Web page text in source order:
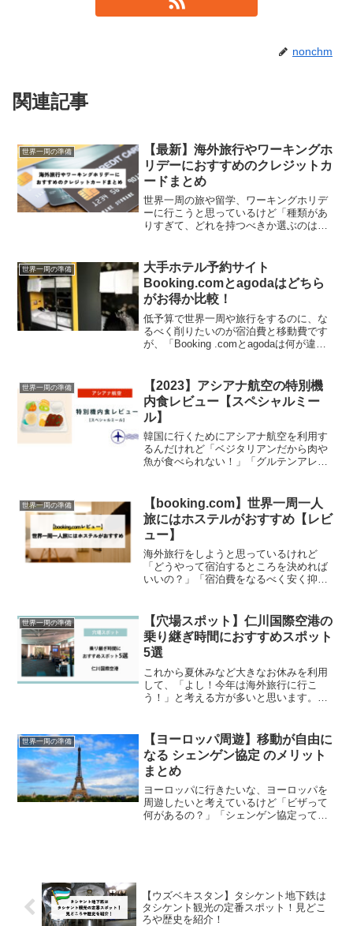
nonchm
関連記事
世界一周の準備
【最新】海外旅行やワーキングホ
リデーにおすすめのクレジットカ
ードまとめ
世界一周の旅や留学、ワーキングホリデ
ーに行こうと思っているけど「種類があ
りすぎて、どれを持つべきか選ぶのは難
ャッシングで現金を下ろすこともできと
ても便利。海外に行く時や...
世界一周の準備
大手ホテル予約サイト
Booking.comとagodaはどちら
がお得か比較！
低予算で世界一周や旅行をするのに、な
るべく削りたいのが宿泊費と移動費です
が、「Booking .comとagodaは何が違う
い」「キャンセルしたい時にキャンセル
料はどうな...
世界一周の準備
【2023】アシアナ航空の特別機
内食レビュー【スペシャルミー
ル】
韓国に行くためにアシアナ航空を利用す
るんだけれど「ベジタリアンだから肉や
魚が食べられない！」「グルテンアレル
んか？2023年6月4日に名古屋からソウル
（仁川国際空港）、...
世界一周の準備
【booking.com】世界一周一人
旅にはホステルがおすすめ【レビ
ュー】
海外旅行をしようと思っているけれど
「どうやって宿泊するところを決めれば
いいの？」「宿泊費をなるべく安く抑え
回の記事では、2023年に中央アジアのカ
ザフスタンから中東へ行...
世界一周の準備
【穴場スポット】仁川国際空港の
乗り継ぎ時間におすすめスポット
5選
これから夏休みなど大きなお休みを利用
して、「よし！今年は海外旅行に行こ
う！」と考える方が多いと思います。日
他の国へ行くのがお得に航空券を買うポ
イント。仁川国際空港はハブ空...
世界一周の準備
【ヨーロッパ周遊】移動が自由に
なる シェンゲン協定 のメリット
まとめ
ヨーロッパに行きたいな、ヨーロッパを
周遊したいと考えているけど「ビザって
何があるの？」「シェンゲン協定って聞
【ウズベキスタン】タシケント地下鉄は
タシケント観光の定番スポット！見どこ
ろや歴史を紹介！